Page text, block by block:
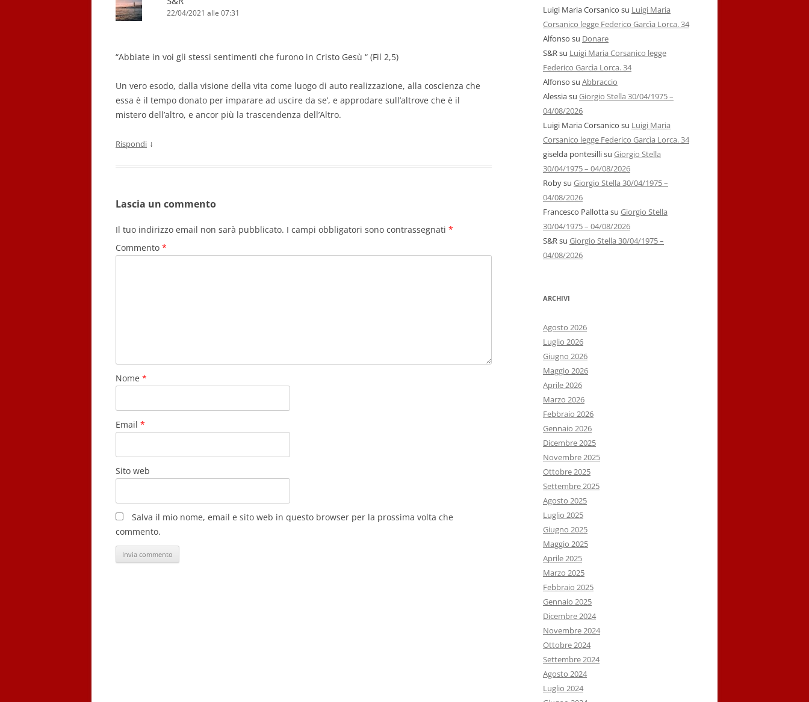
22/04/2021 alle 07:31
“Abbiate in voi gli stessi sentimenti che furono in Cristo Gesù “ (Fil 2,5)
Un vero esodo, dalla visione della vita come luogo di auto realizzazione, alla coscienza che
essa è il tempo donato per imparare ad uscire da se’, e approdare sull’altrove che è il
mistero dell’altro, e ancor più la trascendenza dell’Altro.
Rispondi ↓
Lascia un commento
Il tuo indirizzo email non sarà pubblicato. I campi obbligatori sono contrassegnati *
Commento *
Nome *
Email *
Sito web
Salva il mio nome, email e sito web in questo browser per la prossima volta che
commento.
Luigi Maria Corsanico su Luigi Maria
Corsanico legge Federico Garcìa Lorca. 34
Alfonso su Donare
S&Rsu Luigi Maria Corsanico legge
Federico Garcìa Lorca. 34
Alfonso su Abbraccio
Alessiasu Giorgio Stella 30/04/1975 –
04/08/2026
Luigi Maria Corsanico su Luigi Maria
Corsanico legge Federico Garcìa Lorca. 34
giselda pontesillisu Giorgio Stella
30/04/1975 – 04/08/2026
Robysu Giorgio Stella 30/04/1975 –
04/08/2026
Francesco Pallottasu Giorgio Stella
30/04/1975 – 04/08/2026
S&Rsu Giorgio Stella 30/04/1975 –
04/08/2026
ARCHIVI
Agosto 2026
Luglio 2026
Giugno 2026
Maggio 2026
Aprile 2026
Marzo 2026
Febbraio 2026
Gennaio 2026
Dicembre 2025
Novembre 2025
Ottobre 2025
Settembre 2025
Agosto 2025
Luglio 2025
Giugno 2025
Maggio 2025
Aprile 2025
Marzo 2025
Febbraio 2025
Gennaio 2025
Dicembre 2024
Novembre 2024
Ottobre 2024
Settembre 2024
Agosto 2024
Luglio 2024